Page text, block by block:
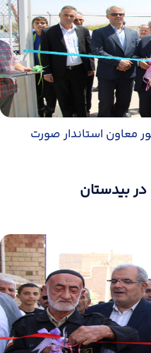
معاون استاندار صورت
بیدستان